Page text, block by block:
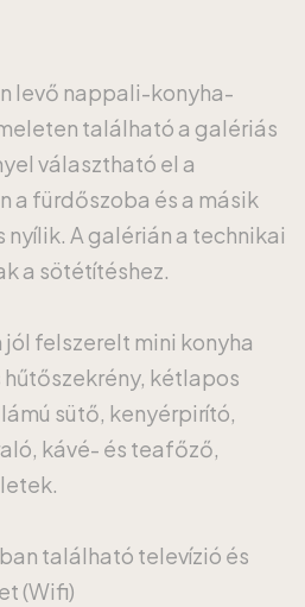
levő nappali-konyha-
található a galériás
választható el a
a fürdőszoba és a másik
nyílik. A galérián a technikai
a sötétítéshez.
felszerelt mini konyha
kétlapos
sütő, kenyérpirító,
kávé- és teafőző,
található televízió és
(Wifi)